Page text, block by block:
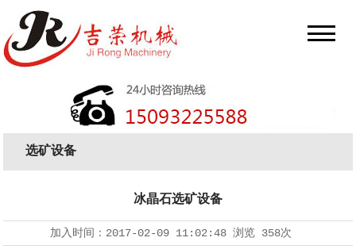
选矿设备
冰晶石选矿设备
加入时间： 2017-02-09 11:02:48浏览 358次